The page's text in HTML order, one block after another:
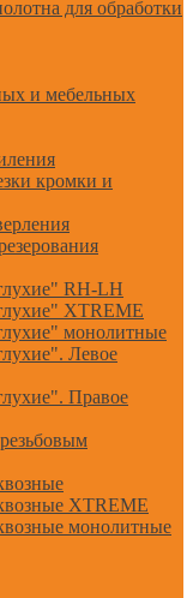
для обработки
и мебельных
кромки и
RH-LH
XTREME
монолитные
Левое
Правое
XTREME
монолитные